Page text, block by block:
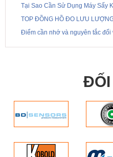
Tại Sao Cần Sử Dụng Máy Sấy
TOP ĐỒNG HỒ ĐO LƯU
Điểm cần nhớ và nguyên tắc
ĐỐI